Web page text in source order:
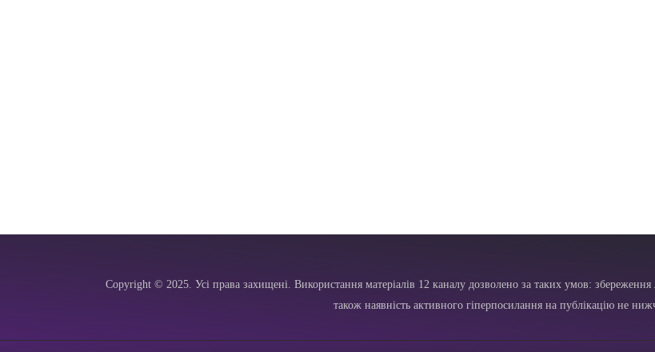
Copyright © 2025. Усі права захищені. Використання матеріалів 12 каналу дозволено за таких умов:
також наявність активного гіперпосилання на публікацію не